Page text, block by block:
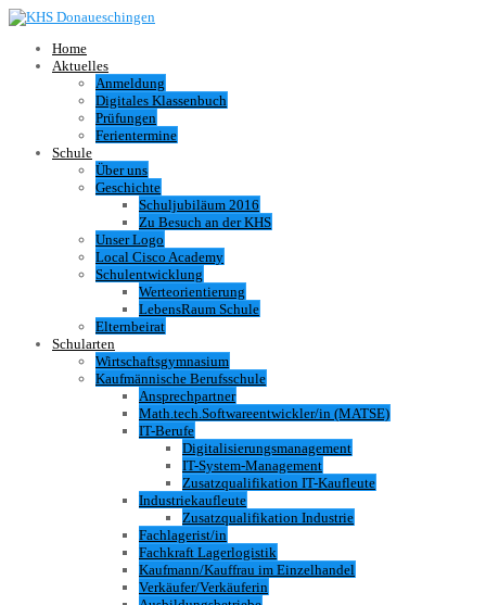
Home
Aktuelles
Anmeldung
Digitales Klassenbuch
Prüfungen
Ferientermine
Schule
Über uns
Geschichte
Schuljubiläum 2016
Zu Besuch an der KHS
Unser Logo
Local Cisco Academy
Schulentwicklung
Werteorientierung
LebensRaum Schule
Elternbeirat
Schularten
Wirtschaftsgymnasium
Kaufmännische Berufsschule
Ansprechpartner
Math.tech.Softwareentwickler/in (MATSE)
IT-Berufe
Digitalisierungsmanagement
IT-System-Management
Zusatzqualifikation IT-Kaufleute
Industriekaufleute
Zusatzqualifikation Industrie
Fachlagerist/in
Fachkraft Lagerlogistik
Kaufmann/Kauffrau im Einzelhandel
Verkäufer/Verkäuferin